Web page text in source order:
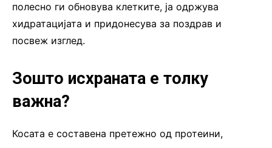
полесно ги обновува клетките, ја одржува
хидратацијата и придонесува за поздрав и
посвеж изглед.
Зошто исхраната е толку
важна?
Косата е составена претежно од протеини,